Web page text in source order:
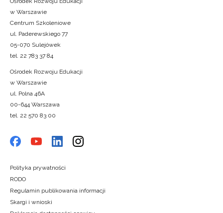
w Warszawie
Centrum Szkoleniowe
ul. Paderewskiego 77
05-070 Sulejówek
tel. 22 783 37 84
Ośrodek Rozwoju Edukacji
w Warszawie
ul. Polna 46A
00-644 Warszawa
tel. 22 570 83 00
Polityka prywatności
RODO
Regulamin publikowania informacji
Skargi i wnioski